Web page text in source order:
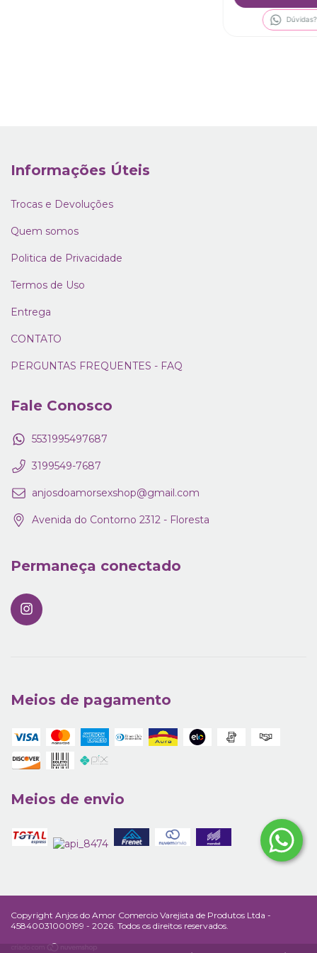
Informações Úteis
Trocas e Devoluções
Quem somos
Politica de Privacidade
Termos de Uso
Entrega
CONTATO
PERGUNTAS FREQUENTES - FAQ
Fale Conosco
5531995497687
3199549-7687
anjosdoamorsexshop@gmail.com
Avenida do Contorno 2312 - Floresta
Permaneça conectado
Meios de pagamento
Meios de envio
Copyright Anjos do Amor Comercio Varejista de Produtos Ltda -
45840031000199 - 2026. Todos os direitos reservados.